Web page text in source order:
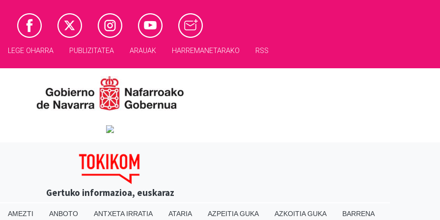
LEGE OHARRA PUBLIZITATEA ARAUAK HARREMANETARAKO RSS
Gertuko informazioa, euskaraz
AMEZTI ANBOTO ANTXETA IRRATIA ATARIA AZPEITIA GUKA AZKOITIA GUKA BARRENA